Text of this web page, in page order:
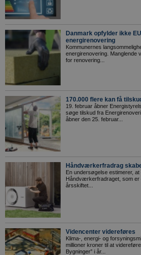
Danmark opfylder ikke
energirenovering
Kommunernes
energirenovering. Manglende
for renovering...
170.000 flere kan få
19. februar åbner
søge tilskud fra
åbner den 25. februar...
Håndværkerfradrag
En undersøgelse estimerer,
Håndværkerfradraget, som er
årsskiftet...
Videncenter videreføres
Klima-, energi- og
millioner kroner til at
Bygninger” i år...